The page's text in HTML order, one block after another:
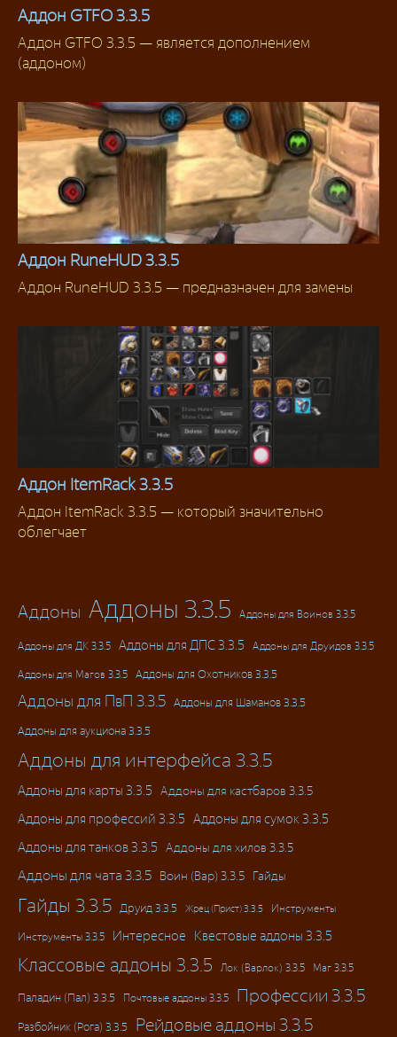
Аддоны 3.3.5
Аддон GTFO 3.3.5
Аддон GTFO 3.3.5 — является дополнением
(аддоном)
Для Рыцарей смерти
Аддон RuneHUD 3.3.5
Аддон RuneHUD 3.3.5 — предназначен для замены
Аддоны 3.3.5
Аддон ItemRack 3.3.5
Аддон ItemRack 3.3.5 — который значительно
облегчает
Аддоны Аддоны 3.3.5 Аддоны для Воинов 3.3.5
Аддоны для ДК 3.3.5 Аддоны для ДПС 3.3.5 Аддоны для Друидов 3.3.5
Аддоны для Магов 3.3.5 Аддоны для Охотников 3.3.5
Аддоны для ПвП 3.3.5 Аддоны для Шаманов 3.3.5
Аддоны для аукциона 3.3.5
Аддоны для интерфейса 3.3.5
Аддоны для карты 3.3.5 Аддоны для кастбаров 3.3.5
Аддоны для профессий 3.3.5 Аддоны для сумок 3.3.5
Аддоны для танков 3.3.5 Аддоны для хилов 3.3.5
Аддоны для чата 3.3.5 Воин (Вар) 3.3.5 Гайды
Гайды 3.3.5 Друид 3.3.5 Жрец (Прист) 3.3.5 Инструменты
Инструменты 3.3.5 Интересное Квестовые аддоны 3.3.5
Классовые аддоны 3.3.5 Лок (Варлок) 3.3.5 Маг 3.3.5
Паладин (Пал) 3.3.5 Почтовые аддоны 3.3.5 Профессии 3.3.5
Разбойник (Рога) 3.3.5 Рейдовые аддоны 3.3.5